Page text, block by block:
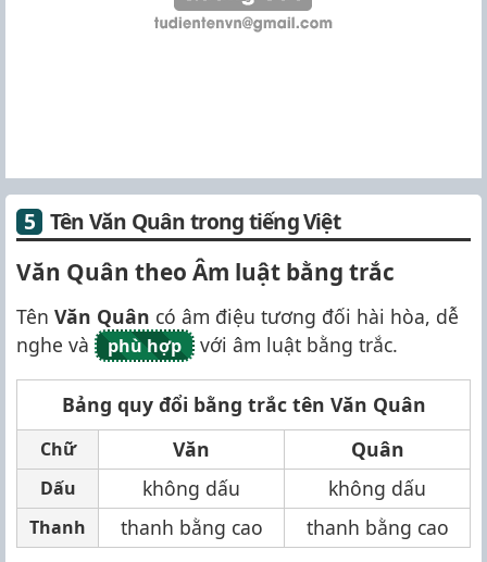
Tên Văn Quân trong tiếng Việt
Văn Quân theo Âm luật bằng trắc
Tên Văn Quân có âm điệu tương đối hài hòa, dễ
nghe và
phù hợp với âm luật bằng trắc.
Bảng quy đổi bằng trắc tên Văn Quân
Chữ Văn Quân
Dấu không dấu không dấu
Thanh thanh bằng cao thanh bằng cao